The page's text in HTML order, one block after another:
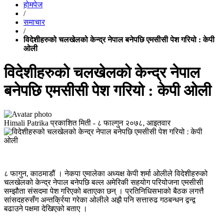
होमपेज
/
समाचार
/
विदेशीहरुको चलखेलको केन्द्र नेपाल बनेपछि एमसीसी पेश गरियो : केपी
ओली
विदेशीहरुको चलखेलको केन्द्र नेपाल
बनेपछि एमसीसी पेश गरियो : केपी ओली
Himali Patrika प्रकाशित मिती - ८ फाल्गुन २०७८, आइतवार
८ फागुन, काठमाडौं । नेकपा एमालेका अध्यक्ष केपी शर्मा ओलीले विदेशीहरुको
चलखेलको केन्द्र नेपाल बनेपछि बल्ल अमेरिकी सहयोग परियोजना एमसीसी
सम्झौता संसदमा पेश गरिएको बताएका छन् । प्रतिनिधिसभाको बैठक लगत्तै
सांसदहरुसँग अन्तर्क्रिया गरेका ओलीले अझै पनि सत्तारुढ गठबन्धन द्वन्द्व
बढाउने पक्षमा देखिएको बताए ।